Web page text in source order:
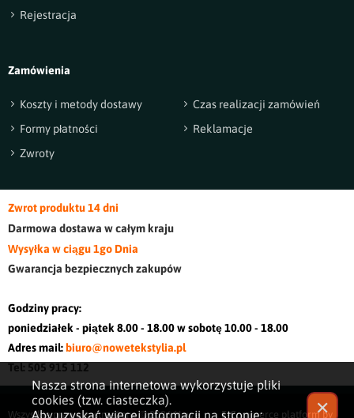
Rejestracja
Zamówienia
Koszty i metody dostawy
Czas realizacji zamówień
Formy płatności
Reklamacje
Zwroty
Zwrot produktu 14 dni
Darmowa dostawa w całym kraju
Wysyłka w ciągu 1go Dnia
Gwarancja bezpiecznych zakupów
Godziny pracy:
poniedziałek - piątek 8.00 - 18.00 w sobotę 10.00 - 18.00
Adres mail: biuro@nowetekstylia.pl
Tel: 505 915 112
Wszystkie prawa zastrzeżone © 2026Nowe E-Commerce platform by
Nasza strona internetowa wykorzystuje pliki
cookies (tzw. ciasteczka).
Aby uzyskać więcej informacji na stronie:
✕